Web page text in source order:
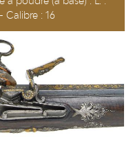
Calibre : 16